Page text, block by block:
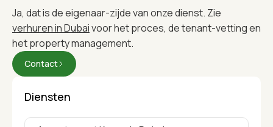
Ja, dat is de eigenaar-zijde van onze dienst. Zie
verhuren in Dubaivoor het proces, de tenant-vetting en
het property management.
Contact
Diensten